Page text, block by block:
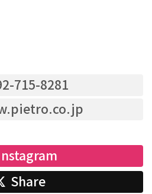
715-8281
Share